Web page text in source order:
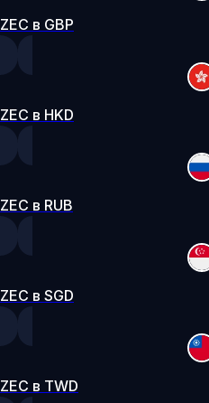
ZEC в GBP
ZEC в HKD
ZEC в RUB
ZEC в SGD
ZEC в TWD